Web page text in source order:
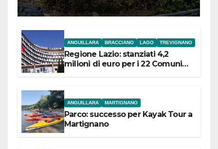
ANGUILLARA BRACCIANO LAGO TREVIGNANO
Regione Lazio: stanziati 4,2
milioni di euro per i 22 Comuni
ANGUILLARA MARTIGNANO
Parco: successo per Kayak Tour a
Martignano